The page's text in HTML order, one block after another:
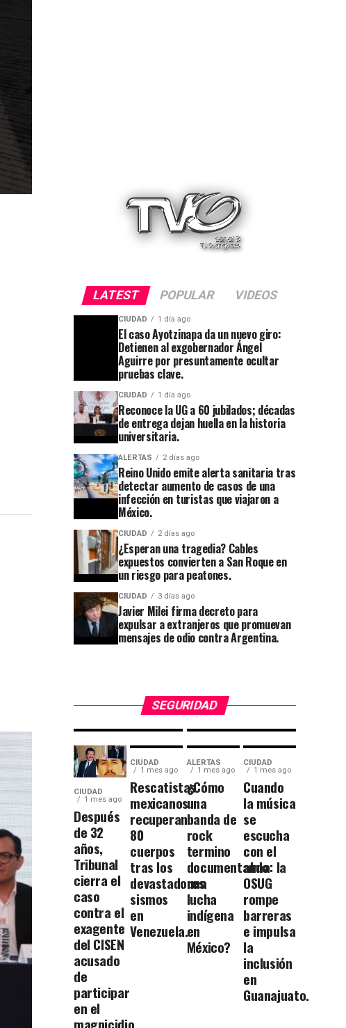
LATEST POPULAR VIDEOS
CIUDAD 1 día ago
El caso Ayotzinapa da un nuevo giro:
Detienen al exgobernador Ángel
Aguirre por presuntamente ocultar
pruebas clave.
CIUDAD 1 día ago
Reconoce la UG a 60 jubilados; décadas
de entrega dejan huella en la historia
universitaria.
ALERTAS 2 días ago
Reino Unido emite alerta sanitaria tras
detectar aumento de casos de una
infección en turistas que viajaron a
México.
CIUDAD 2 días ago
¿Esperan una tragedia? Cables
expuestos convierten a San Roque en
un riesgo para peatones.
CIUDAD 3 días ago
Javier Milei firma decreto para
expulsar a extranjeros que promuevan
mensajes de odio contra Argentina.
SEGURIDAD
Reconoce
la UG a
60
jubilados;
décadas
de
entrega
dejan
huella en
universitaria.
CIUDAD 1 semana ago
se
apaga:
denuncian
abandono
en
Cuesta
China y
el
callejón
Momias.
CIUDAD
1 mes ago
Después
de 32
años,
Tribunal
cierra el
caso
contra el
exagente
del CISEN
acusado
de
participar
en el
CIUDAD
1 mes ago
Rescatistas
mexicanos
recuperan
80
cuerpos
tras los
devastadores
sismos
en
Venezuela.
ALERTAS
1 mes ago
¿Cómo
una
banda de
rock
termino
documentando
una
lucha
indígena
en
México?
CIUDAD
1 mes ago
Cuando
la música
se
escucha
con el
alma: la
OSUG
rompe
barreras
e impulsa
la
inclusión
en
Guanajuato.